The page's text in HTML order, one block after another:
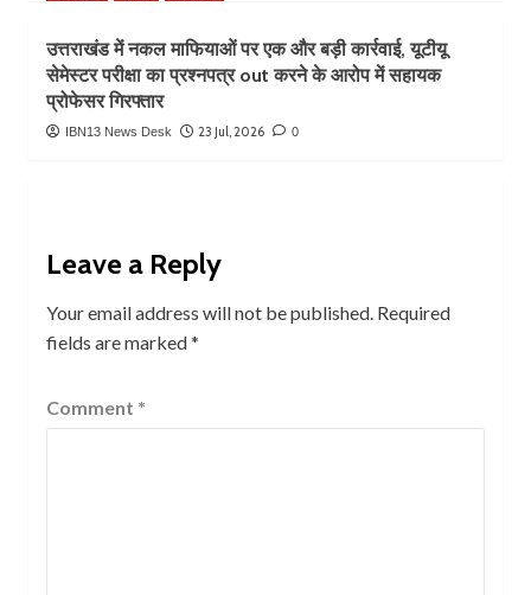
उत्तराखंड में नकल माफियाओं पर एक और बड़ी कार्रवाई, यूटीयू
सेमेस्टर परीक्षा का प्रश्नपत्र out करने के आरोप में सहायक
प्रोफेसर गिरफ्तार
IBN13 News Desk 23 Jul, 2026 0
Leave a Reply
Your email address will not be published. Required
fields are marked*
Comment *